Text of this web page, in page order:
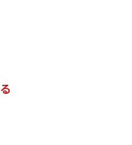
る